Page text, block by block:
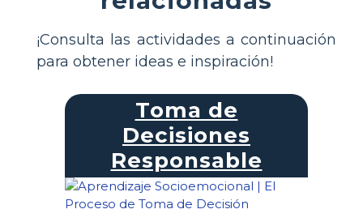
¡Consulta las actividades a continuación
para obtener ideas e inspiración!
Toma de
Decisiones
Responsable